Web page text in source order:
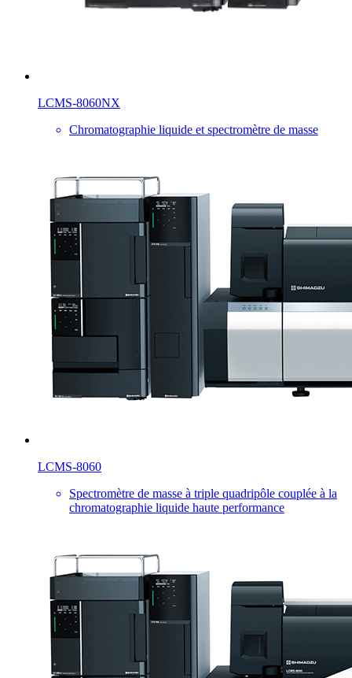
LCMS-8060NX
Chromatographie liquide et spectromètre de masse
LCMS-8060
Spectromètre de masse à triple quadripôle couplée à la
chromatographie liquide haute performance